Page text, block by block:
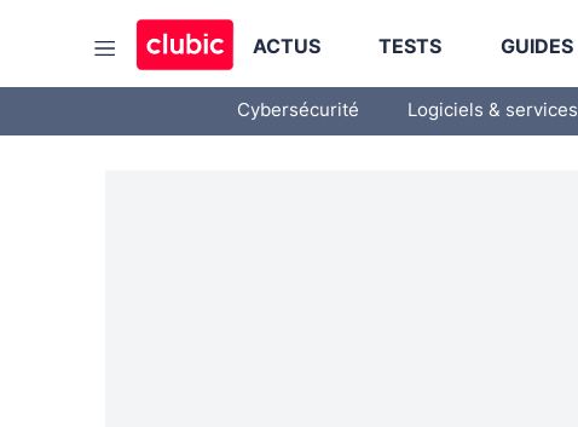
ACTUS TESTS GUIDES
Cybersécurité Logiciels & services